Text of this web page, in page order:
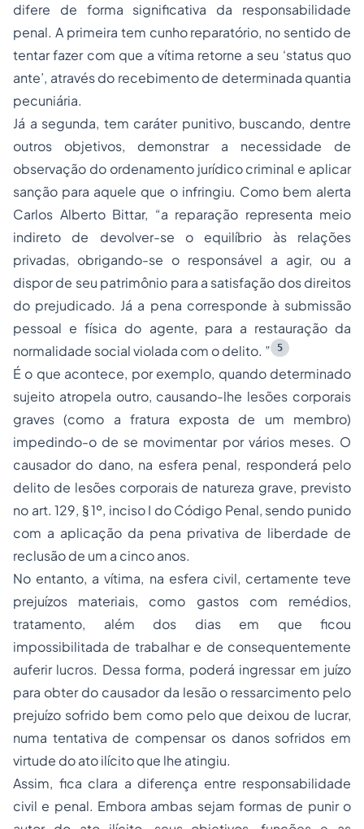
difere de forma significativa da responsabilidade
penal. A primeira tem cunho reparatório, no sentido de
tentar fazer com que a vítima retorne a seu ‘status quo
ante’, através do recebimento de determinada quantia
pecuniária.
Já a segunda, tem caráter punitivo, buscando, dentre
outros objetivos, demonstrar a necessidade de
observação do ordenamento jurídico criminal e aplicar
sanção para aquele que o infringiu. Como bem alerta
Carlos Alberto Bittar, “a reparação representa meio
indireto de devolver-se o equilíbrio às relações
privadas, obrigando-se o responsável a agir, ou a
dispor de seu patrimônio para a satisfação dos direitos
do prejudicado. Já a pena corresponde à submissão
pessoal e física do agente, para a restauração da
normalidade social violada com o delito. ”
5
É o que acontece, por exemplo, quando determinado
sujeito atropela outro, causando-lhe lesões corporais
graves (como a fratura exposta de um membro)
impedindo-o de se movimentar por vários meses. O
causador do dano, na esfera penal, responderá pelo
delito de lesões corporais de natureza grave, previsto
no art. 129, § 1º, inciso I do Código Penal, sendo punido
com a aplicação da pena privativa de liberdade de
reclusão de um a cinco anos.
No entanto, a vítima, na esfera civil, certamente teve
prejuízos materiais, como gastos com remédios,
tratamento, além dos dias em que ficou
impossibilitada de trabalhar e de consequentemente
auferir lucros. Dessa forma, poderá ingressar em juízo
para obter do causador da lesão o ressarcimento pelo
prejuízo sofrido bem como pelo que deixou de lucrar,
numa tentativa de compensar os danos sofridos em
virtude do ato ilícito que lhe atingiu.
Assim, fica clara a diferença entre responsabilidade
civil e penal. Embora ambas sejam formas de punir o